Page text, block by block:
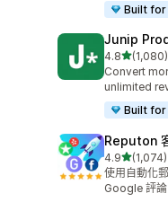
Built
Junip
4.8滿分 5 顆
(1,080)
共有 1080
Convert
unlimited
Built
Reputon
4.9滿分 5 顆
(1,074)
共有 1074
使用自動化
Google 評論